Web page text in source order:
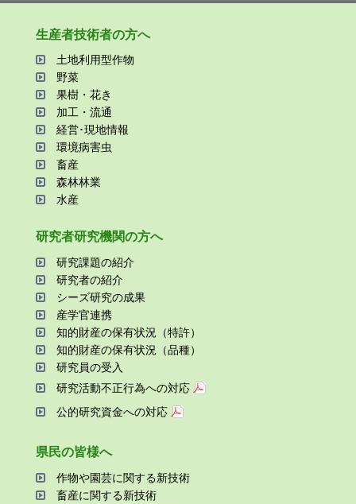
⽣産者技術者の⽅へ
⼟地利⽤型作物
野菜
果樹・花き
加⼯・流通
経営･現地情報
環境病害⾍
畜産
森林林業
⽔産
研究者研究機関の⽅へ
研究課題の紹介
研究者の紹介
シーズ研究の成果
産学官連携
知的財産の保有状況（特許）
知的財産の保有状況（品種）
研究員の受⼊
研究活動不正⾏為への対応
公的研究資金への対応
県⺠の皆様へ
作物や園芸に関する新技術
畜産に関する新技術